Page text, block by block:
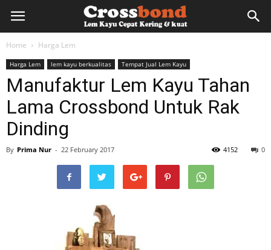
lemkayu.net
Lem
Home Harga Lem
Harga Lem lem kayu berkualitas Tempat Jual Lem Kayu
Manufaktur Lem Kayu Tahan
Lama Crossbond Untuk Rak
Dinding
By Prima Nur - 22 February 2017 0
4152